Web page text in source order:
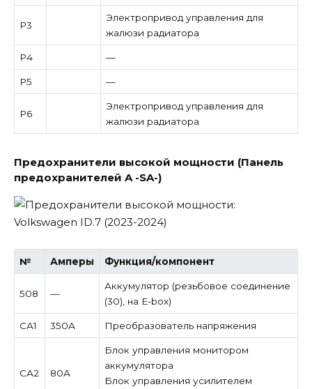
Р3
Электропривод управления для
жалюзи радиатора
Р4 —
Р5 —
Р6
Электропривод управления для
жалюзи радиатора
Предохранители высокой мощности (Панель
предохранителей A -SA-)
№ Амперы Функция/компонент
508 —
Аккумулятор (резьбовое соединение
(30), на E-box)
СА1 350А Преобразователь напряжения
СА2 80А
Блок управления монитором
аккумулятора
Блок управления усилителем